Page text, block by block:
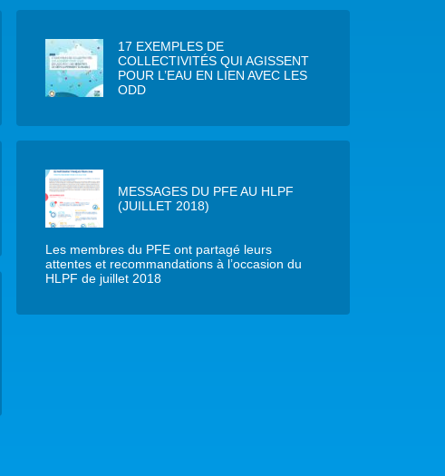
17 EXEMPLES DE
COLLECTIVITÉS QUI AGISSENT
POUR L’EAU EN LIEN AVEC LES
ODD
MESSAGES DU PFE AU HLPF
(JUILLET 2018)
Les membres du PFE ont partagé leurs
attentes et recommandations à l’occasion du
HLPF de juillet 2018